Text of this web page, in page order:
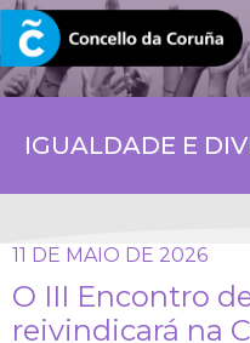
IGUALDADE E
CORUNA.GAL
11 DE MAIO DE 2026
O III Encontro
reivindicará na